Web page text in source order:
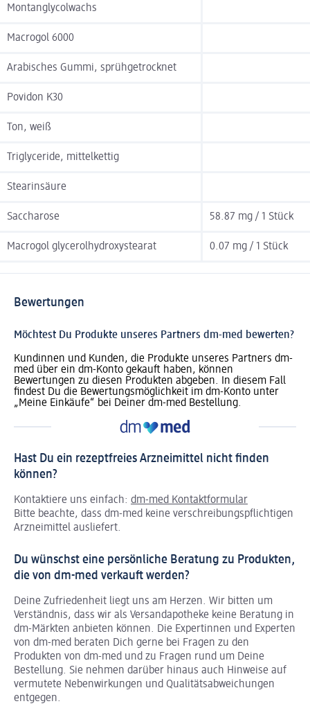
Montanglycolwachs
Macrogol 6000
Arabisches Gummi, sprühgetrocknet
Povidon K30
Ton, weiß
Triglyceride, mittelkettig
Stearinsäure
Saccharose 58.87 mg / 1 Stück
Macrogol glycerolhydroxystearat 0.07 mg / 1 Stück
Bewertungen
Möchtest Du Produkte unseres Partners dm-med bewerten?
Kundinnen und Kunden, die Produkte unseres Partners dm-
med über ein dm-Konto gekauft haben, können
Bewertungen zu diesen Produkten abgeben. In diesem Fall
findest Du die Bewertungsmöglichkeit im dm-Konto unter
„Meine Einkäufe“ bei Deiner dm-med Bestellung.
Hast Du ein rezeptfreies Arzneimittel nicht finden
können?
Kontaktiere uns einfach: dm-med Kontaktformular
Bitte beachte, dass dm-med keine verschreibungspflichtigen
Arzneimittel ausliefert.
Du wünschst eine persönliche Beratung zu Produkten,
die von dm-med verkauft werden?
Deine Zufriedenheit liegt uns am Herzen. Wir bitten um
Verständnis, dass wir als Versandapotheke keine Beratung in
dm-Märkten anbieten können. Die Expertinnen und Experten
von dm-med beraten Dich gerne bei Fragen zu den
Produkten von dm-med und zu Fragen rund um Deine
Bestellung. Sie nehmen darüber hinaus auch Hinweise auf
vermutete Nebenwirkungen und Qualitätsabweichungen
entgegen.